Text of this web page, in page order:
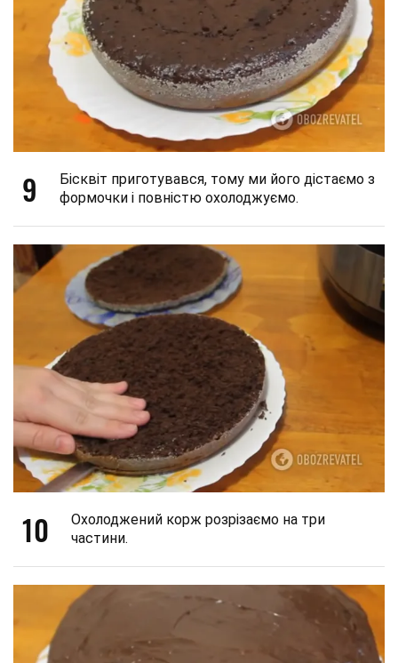
9
Бісквіт приготувався, тому ми його дістаємо з
формочки і повністю охолоджуємо.
10
Охолоджений корж розрізаємо на три
частини.